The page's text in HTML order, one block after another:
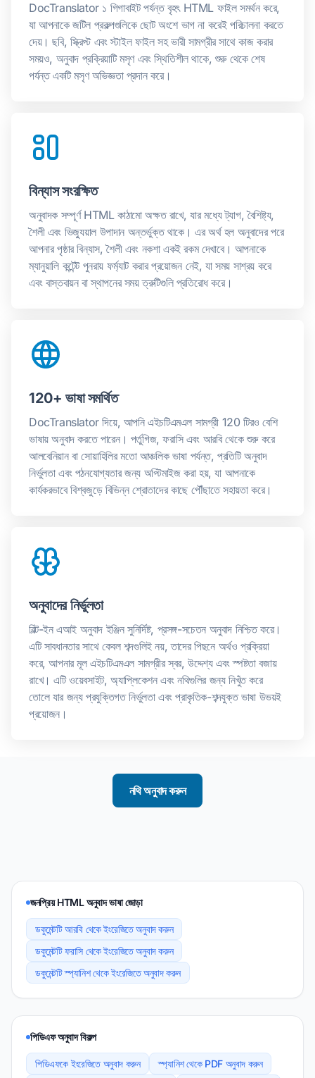
DocTranslator ১ গিগাবাইট পর্যন্ত বৃহৎ HTML ফাইল সমর্থন করে,
যা আপনাকে জটিল প্রকল্পগুলিকে ছোট অংশে ভাগ না করেই পরিচালনা করতে
দেয়। ছবি, স্ক্রিপ্ট এবং স্টাইল ফাইল সহ ভারী সামগ্রীর সাথে কাজ করার
সময়ও, অনুবাদ প্রক্রিয়াটি মসৃণ এবং স্থিতিশীল থাকে, শুরু থেকে শেষ
পর্যন্ত একটি মসৃণ অভিজ্ঞতা প্রদান করে।
বিন্যাস সংরক্ষিত
অনুবাদক সম্পূর্ণ HTML কাঠামো অক্ষত রাখে, যার মধ্যে ট্যাগ, বৈশিষ্ট্য,
শৈলী এবং ভিজ্যুয়াল উপাদান অন্তর্ভুক্ত থাকে। এর অর্থ হল অনুবাদের পরে
আপনার পৃষ্ঠার বিন্যাস, শৈলী এবং নকশা একই রকম দেখাবে। আপনাকে
ম্যানুয়ালি কন্টেন্ট পুনরায় ফর্ম্যাট করার প্রয়োজন নেই, যা সময় সাশ্রয় করে
এবং বাস্তবায়ন বা স্থাপনের সময় ত্রুটিগুলি প্রতিরোধ করে।
120+ ভাষা সমর্থিত
DocTranslator দিয়ে, আপনি এইচটিএমএল সামগ্রী 120 টিরও বেশি
ভাষায় অনুবাদ করতে পারেন। পর্তুগিজ, ফরাসি এবং আরবি থেকে শুরু করে
আলবেনিয়ান বা সোয়াহিলির মতো আঞ্চলিক ভাষা পর্যন্ত, প্রতিটি অনুবাদ
নির্ভুলতা এবং পঠনযোগ্যতার জন্য অপ্টিমাইজ করা হয়, যা আপনাকে
কার্যকরভাবে বিশ্বজুড়ে বিভিন্ন শ্রোতাদের কাছে পৌঁছাতে সহায়তা করে।
অনুবাদের নির্ভুলতা
বিল্ট-ইন এআই অনুবাদ ইঞ্জিন সুনির্দিষ্ট, প্রসঙ্গ-সচেতন অনুবাদ নিশ্চিত করে।
এটি সাবধানতার সাথে কেবল শব্দগুলিই নয়, তাদের পিছনে অর্থও প্রক্রিয়া
করে, আপনার মূল এইচটিএমএল সামগ্রীর স্বর, উদ্দেশ্য এবং স্পষ্টতা বজায়
রাখে। এটি ওয়েবসাইট, অ্যাপ্লিকেশন এবং নথিগুলির জন্য নিখুঁত করে
তোলে যার জন্য প্রযুক্তিগত নির্ভুলতা এবং প্রাকৃতিক-শব্দযুক্ত ভাষা উভয়ই
প্রয়োজন।
নথি অনুবাদ করুন
জনপ্রিয় HTML অনুবাদ ভাষা জোড়া
ডকুমেন্টটি আরবি থেকে ইংরেজিতে অনুবাদ করুন
ডকুমেন্টটি ফরাসি থেকে ইংরেজিতে অনুবাদ করুন
ডকুমেন্টটি স্প্যানিশ থেকে ইংরেজিতে অনুবাদ করুন
পিডিএফ অনুবাদ বিকল্প
পিডিএফকে ইংরেজিতে অনুবাদ করুন স্প্যানিশ থেকে PDF অনুবাদ করুন